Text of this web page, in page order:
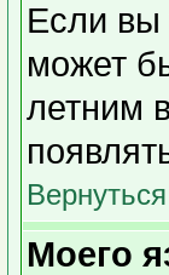
Если вы
может
летним
Моего